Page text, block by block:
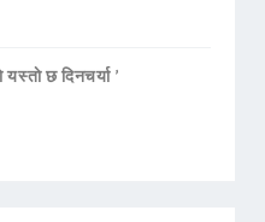
यस्ताे छ दिनचर्या ’